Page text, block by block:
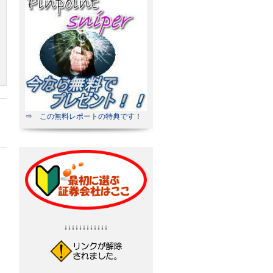
⇒ この無料レポートの特典です！
↓↓↓↓↓↓↓↓↓↓↓↓